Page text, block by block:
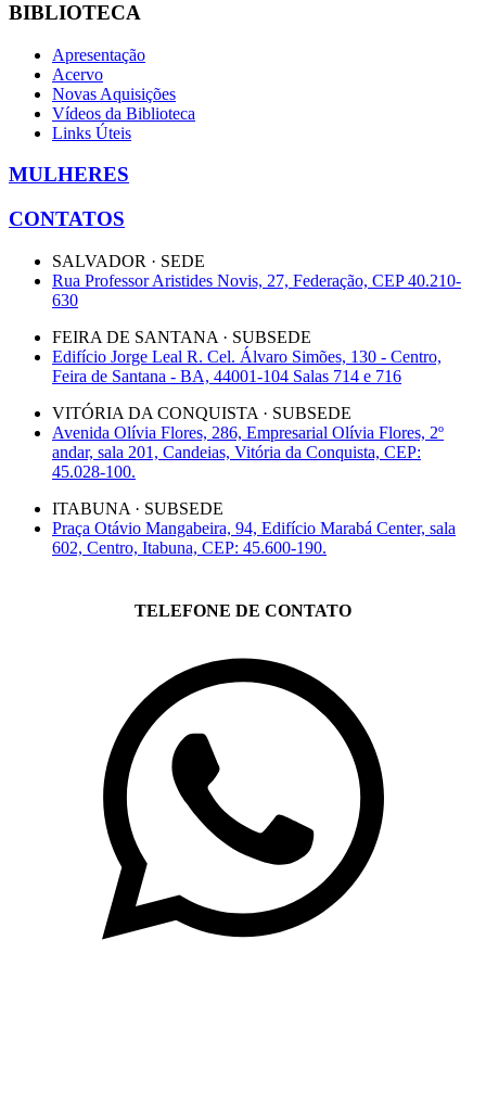
BIBLIOTECA
Apresentação
Acervo
Novas Aquisições
Vídeos da Biblioteca
Links Úteis
MULHERES
CONTATOS
SALVADOR · SEDE
Rua Professor Aristides Novis, 27, Federação, CEP 40.210-
630
FEIRA DE SANTANA · SUBSEDE
Edifício Jorge Leal R. Cel. Álvaro Simões, 130 - Centro,
Feira de Santana - BA, 44001-104 Salas 714 e 716
VITÓRIA DA CONQUISTA · SUBSEDE
Avenida Olívia Flores, 286, Empresarial Olívia Flores, 2º
andar, sala 201, Candeias, Vitória da Conquista, CEP:
45.028-100.
ITABUNA · SUBSEDE
Praça Otávio Mangabeira, 94, Edifício Marabá Center, sala
602, Centro, Itabuna, CEP: 45.600-190.
TELEFONE DE CONTATO